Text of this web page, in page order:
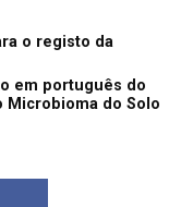
o registo da
em português do
Microbioma do Solo